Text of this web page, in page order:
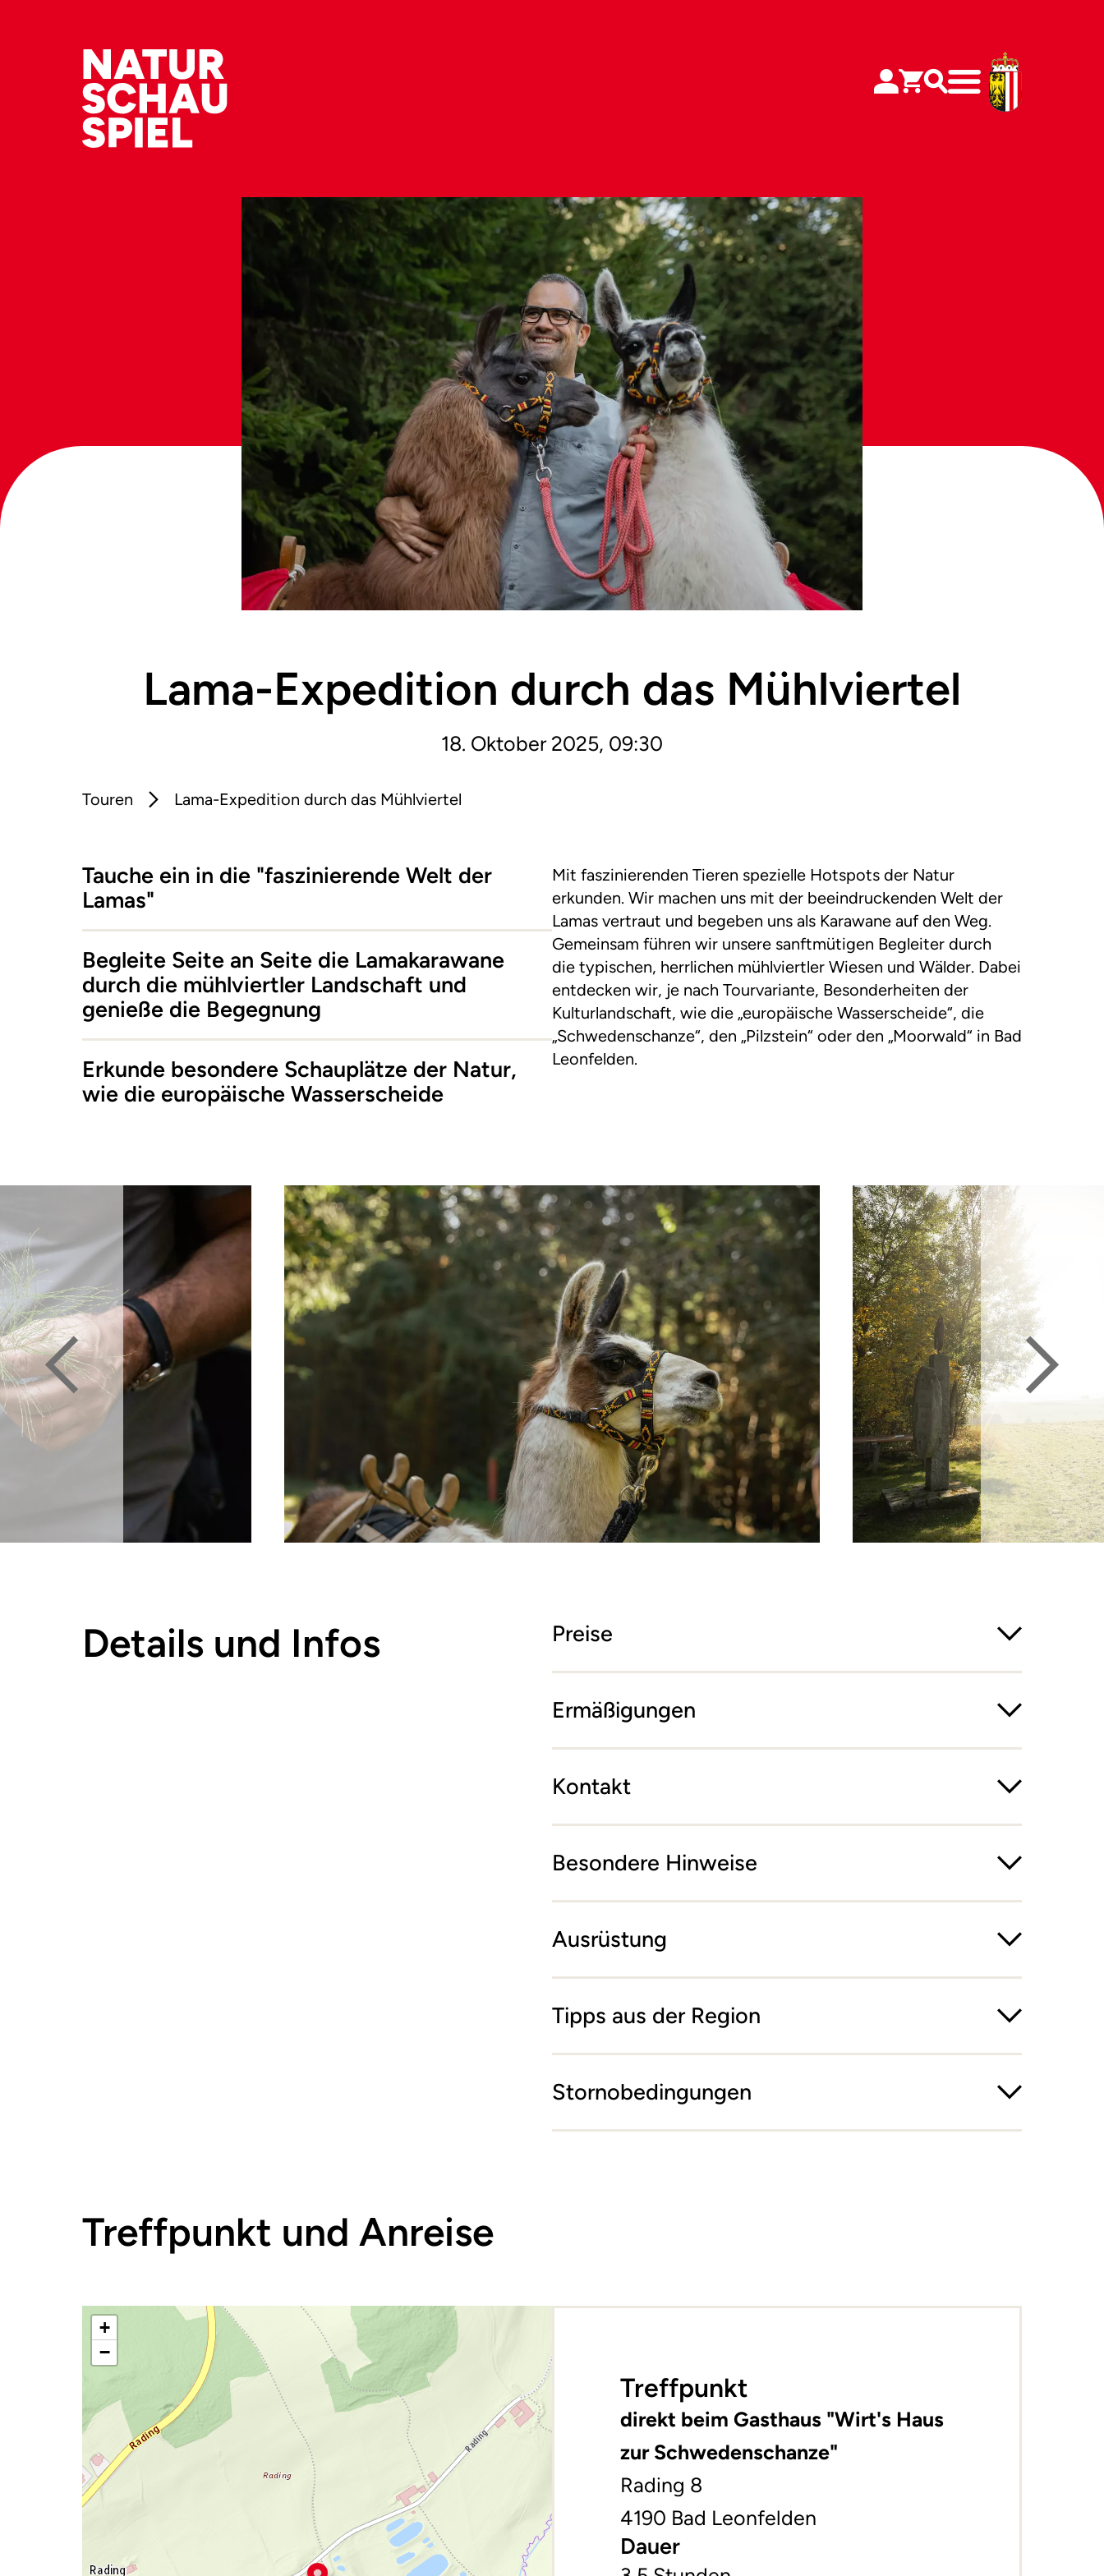
Lama-Expedition durch das Mühlviertel
18. Oktober 2025, 09:30
Touren Lama-Expedition durch das Mühlviertel
Tauche ein in die "faszinierende Welt der
Lamas"
Begleite Seite an Seite die Lamakarawane
durch die mühlviertler Landschaft und
genieße die Begegnung
Erkunde besondere Schauplätze der Natur,
wie die europäische Wasserscheide
Mit faszinierenden Tieren spezielle Hotspots der Natur
erkunden. Wir machen uns mit der beeindruckenden Welt der
Lamas vertraut und begeben uns als Karawane auf den Weg.
Gemeinsam führen wir unsere sanftmütigen Begleiter durch
die typischen, herrlichen mühlviertler Wiesen und Wälder. Dabei
entdecken wir, je nach Tourvariante, Besonderheiten der
Kulturlandschaft, wie die „europäische Wasserscheide“, die
„Schwedenschanze“, den „Pilzstein“ oder den „Moorwald“ in Bad
Leonfelden.
Details und Infos Preise
Ermäßigungen
Kontakt
Besondere Hinweise
Ausrüstung
Tipps aus der Region
Stornobedingungen
Treffpunkt und Anreise
+
−
Treffpunkt
direkt beim Gasthaus "Wirt's Haus
zur Schwedenschanze"
Rading 8
4190 Bad Leonfelden
Dauer